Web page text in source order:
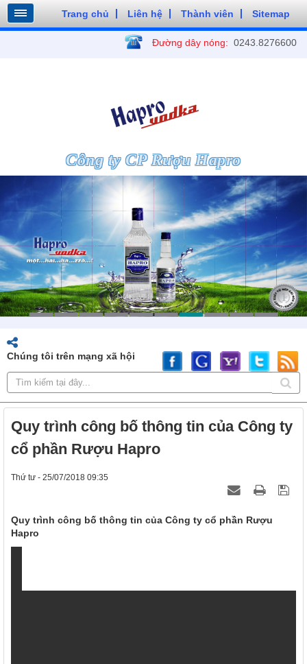
Trang chủ Liên hệ Thành viên Sitemap
Đường dây nóng: 0243.8276600
Công ty CP Rượu Hapro
Chúng tôi trên mạng xã hội
Quy trình công bố thông tin của Công ty
cổ phần Rượu Hapro
Thứ tư - 25/07/2018 09:35
Quy trình công bố thông tin của Công ty cổ phần Rượu
Hapro